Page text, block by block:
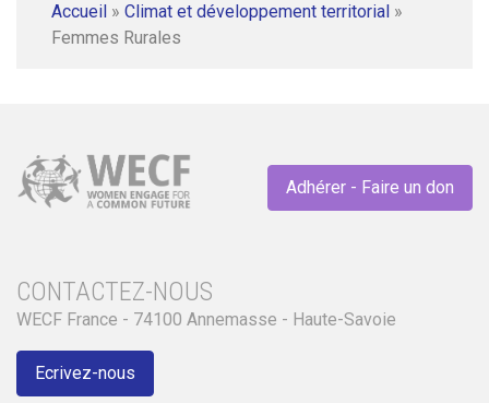
Accueil » Climat et développement territorial »
Femmes Rurales
Adhérer - Faire un don
CONTACTEZ-NOUS
WECF France - 74100 Annemasse - Haute-Savoie
Ecrivez-nous